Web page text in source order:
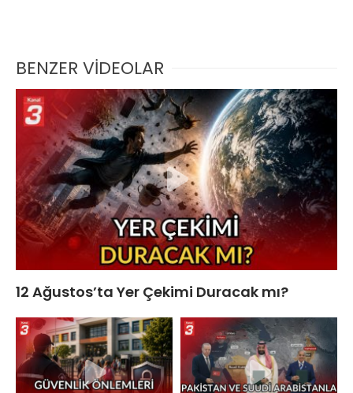
BENZER VİDEOLAR
12 Ağustos’ta Yer Çekimi Duracak mı?